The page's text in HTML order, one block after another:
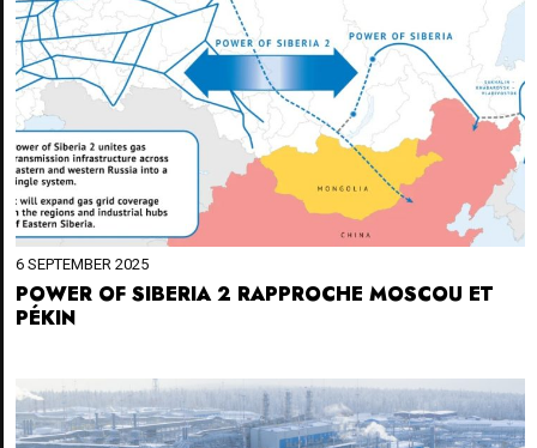
6 SEPTEMBER 2025
POWER OF SIBERIA 2 RAPPROCHE MOSCOU ET
PÉKIN